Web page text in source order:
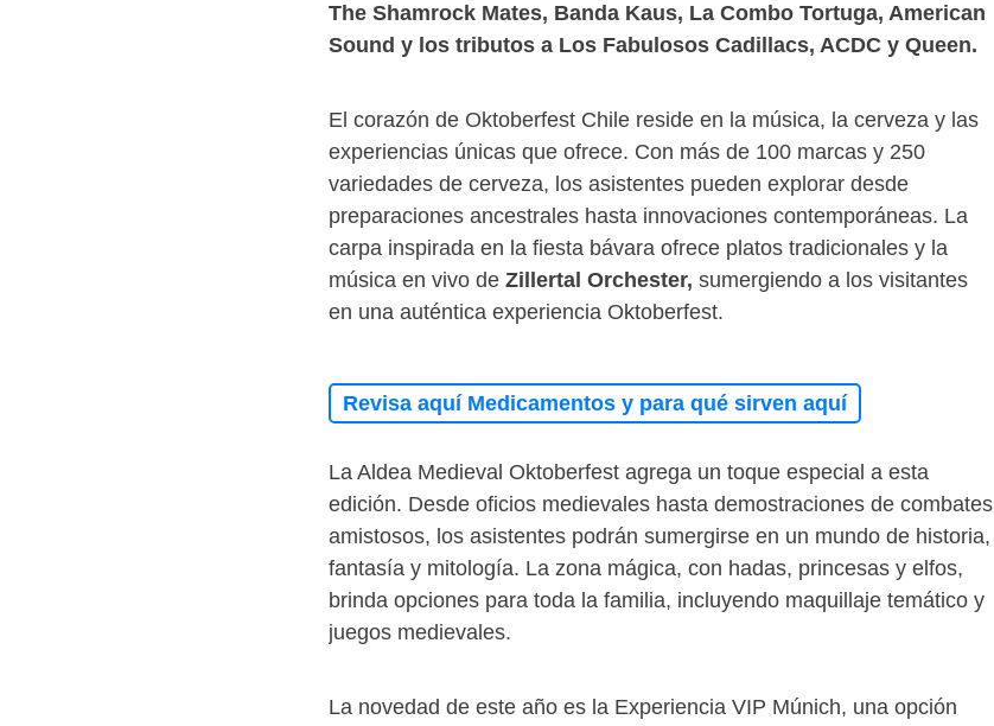
The Shamrock Mates, Banda Kaus, La Combo Tortuga, American
Sound y los tributos a Los Fabulosos Cadillacs, ACDC y Queen.
El corazón de Oktoberfest Chile reside en la música, la cerveza y las
experiencias únicas que ofrece. Con más de 100 marcas y 250
variedades de cerveza, los asistentes pueden explorar desde
preparaciones ancestrales hasta innovaciones contemporáneas. La
carpa inspirada en la fiesta bávara ofrece platos tradicionales y la
música en vivo de Zillertal Orchester, sumergiendo a los visitantes
en una auténtica experiencia Oktoberfest.
Revisa aquí Medicamentos y para qué sirven aquí
La Aldea Medieval Oktoberfest agrega un toque especial a esta
edición. Desde oficios medievales hasta demostraciones de combates
amistosos, los asistentes podrán sumergirse en un mundo de historia,
fantasía y mitología. La zona mágica, con hadas, princesas y elfos,
brinda opciones para toda la familia, incluyendo maquillaje temático y
juegos medievales.
La novedad de este año es la Experiencia VIP Múnich, una opción